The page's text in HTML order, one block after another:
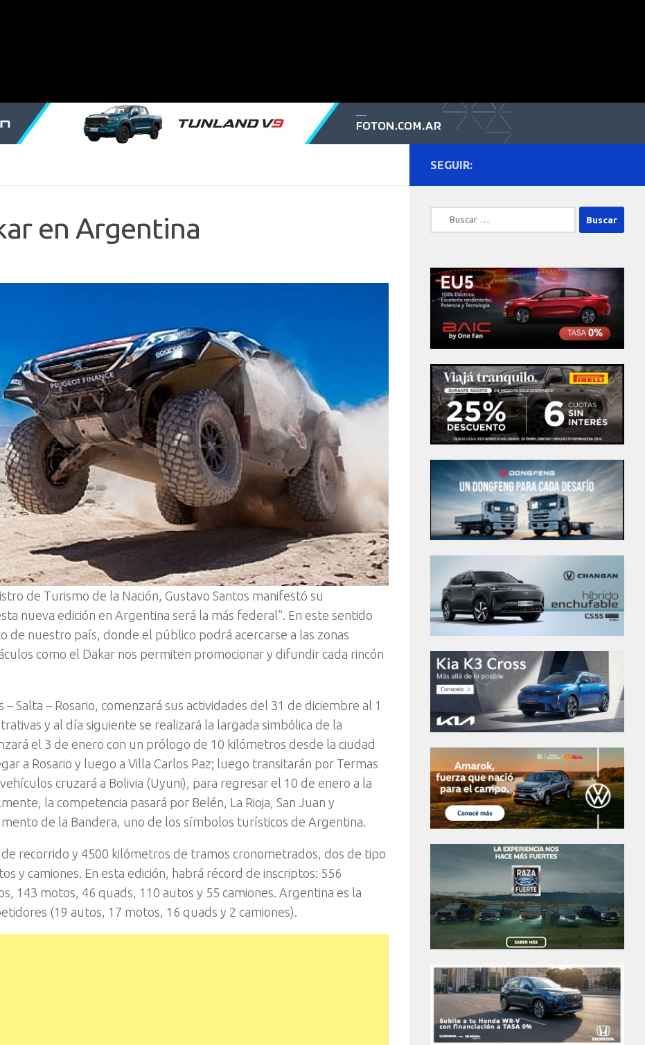
en Argentina
de Turismo de la Nación, Gustavo Santos manifestó su
nueva edición en Argentina será la más federal”. En este sentido
de nuestro país, donde el público podrá acercarse a las zonas
como el Dakar nos permiten promocionar y difundir cada rincón
Salta – Rosario, comenzará sus actividades del 31 de diciembre al 1
y al día siguiente se realizará la largada simbólica de la
el 3 de enero con un prólogo de 10 kilómetros desde la ciudad
a Rosario y luego a Villa Carlos Paz; luego transitarán por Termas
cruzará a Bolivia (Uyuni), para regresar el 10 de enero a la
la competencia pasará por Belén, La Rioja, San Juan y
de la Bandera, uno de los símbolos turísticos de Argentina.
recorrido y 4500 kilómetros de tramos cronometrados, dos de tipo
y camiones. En esta edición, habrá récord de inscriptos: 556
143 motos, 46 quads, 110 autos y 55 camiones. Argentina es la
(19 autos, 17 motos, 16 quads y 2 camiones).
SEGUIR:
Buscar: